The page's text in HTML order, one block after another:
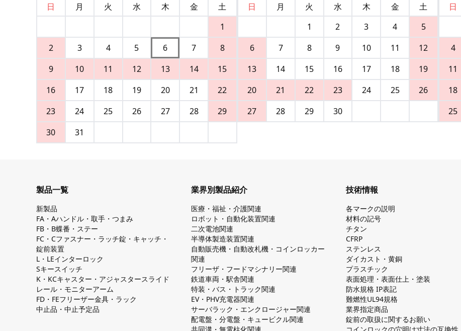
日
月 火 水 木 金
土
1
2
3 4 5 6 7
8
9
10 11 12 13 14
15
16
17 18 19 20 21
22
23
24 25 26 27 28
29
30
31
日
月 火 水 木 金
土
1
2 3 4
5
6
7 8 9 10 11
12
13
14 15 16 17 18
19
20
21 22 23 24 25
26
27
28 29 30
日
4
11
18
25
製品一覧
新製品
FA・Aハンドル・取手・つまみ
FB・B蝶番・ステー
FC・Cファスナー・ラッチ錠・キャッチ・
錠前装置
L・LEインターロック
Sキースイッチ
K・KCキャスター・アジャスタースライド
レール・モニターアーム
FD・FEフリーザー金具・ラック
中止品・中止予定品
業界別製品紹介
医療・福祉・介護関連
ロボット・自動化装置関連
二次電池関連
半導体製造装置関連
自動販売機・自動改札機・コインロッカー
関連
フリーザ・フードマシナリー関連
鉄道車両・駅舎関連
特装・バス・トラック関連
EV・PHV充電器関連
サーバラック・エンクロージャー関連
配電盤・分電盤・キュービクル関連
技術情報
各マークの説明
材料の記号
チタン
CFRP
ステンレス
ダイカスト・⻩銅
プラスチック
表面処理・表面仕上・塗装
防⽔規格 IP表記
難燃性UL94規格
業界指定商品
錠前の取扱に関するお願い